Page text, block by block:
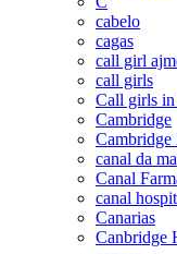
cabelo
cagas
call girl
call girls
Call girls
Cambridge
canal da
Canal
canal
Canarias
Canbridge